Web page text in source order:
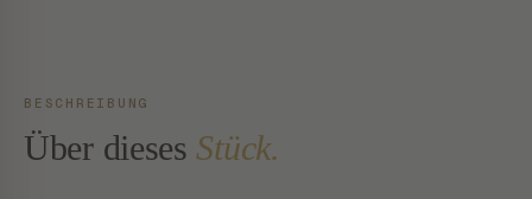
BESCHREIBUNG
Über dieses Stück.